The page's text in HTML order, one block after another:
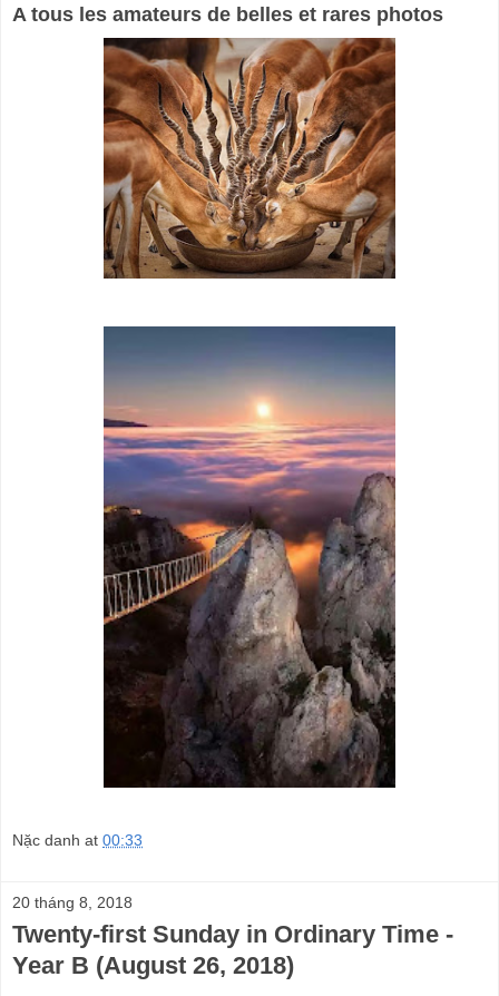
A tous les amateurs de belles et rares photos
Nặc danh at 00:33
20 tháng 8, 2018
Twenty-first Sunday in Ordinary Time -
Year B (August 26, 2018)